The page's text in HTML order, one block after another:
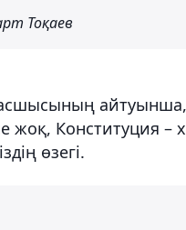
Тоқаев
айтуынша,
жоқ, Конституция –
өзегі.